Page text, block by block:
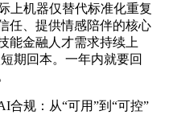
上机器仅替代标准化重复
任、提供情感陪伴的核心
能金融人才需求持续上
期回本。一年内就要回
合规：从“可用”到“可控”